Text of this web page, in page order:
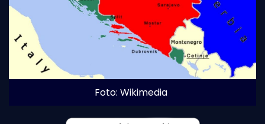
Foto: Wikimedia